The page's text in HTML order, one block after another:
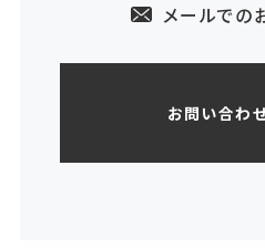
メールでの
お問い合わ